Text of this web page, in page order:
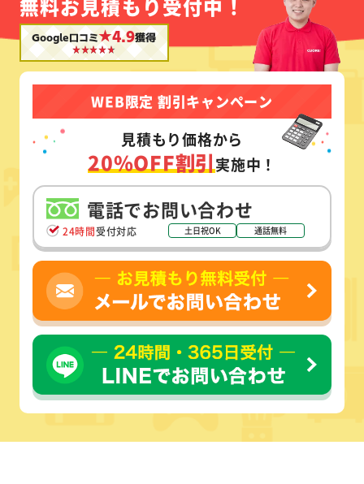
無料お見積もり受付中！
Google口コミ★4.9獲得
WEB限定 割引キャンペーン
見積もり価格から
20%OFF割引実施中！
電話でお問い合わせ
24時間受付対応 土日祝OK 通話無料